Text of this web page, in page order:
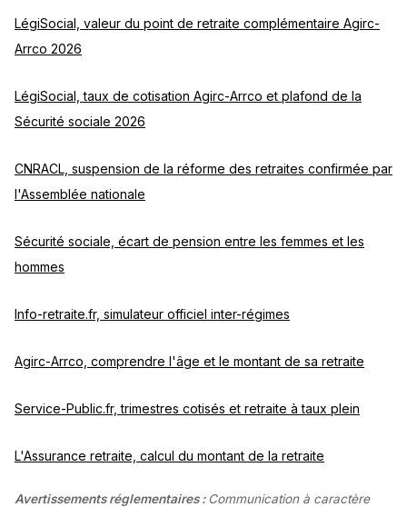
LégiSocial, valeur du point de retraite complémentaire Agirc-
Arrco 2026
LégiSocial, taux de cotisation Agirc-Arrco et plafond de la
Sécurité sociale 2026
CNRACL, suspension de la réforme des retraites confirmée par
l'Assemblée nationale
Sécurité sociale, écart de pension entre les femmes et les
hommes
Info-retraite.fr, simulateur officiel inter-régimes
Agirc-Arrco, comprendre l'âge et le montant de sa retraite
Service-Public.fr, trimestres cotisés et retraite à taux plein
L'Assurance retraite, calcul du montant de la retraite
Avertissements réglementaires : Communication à caractère